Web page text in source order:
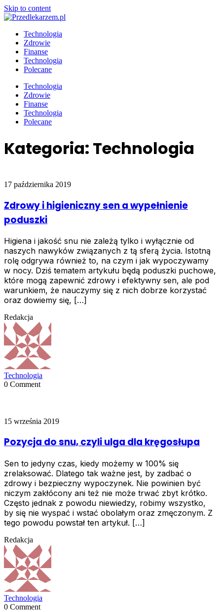
Skip to content
Technologia
Zdrowie
Finanse
Technologia
Polecane
Technologia
Zdrowie
Finanse
Technologia
Polecane
Kategoria: Technologia
17 października 2019
Zdrowy i higieniczny sen a wypełnienie
poduszki
Higiena i jakość snu nie zależą tylko i wyłącznie od
naszych nawyków związanych z tą sferą życia. Istotną
rolę odgrywa również to, na czym i jak wypoczywamy
w nocy. Dziś tematem artykułu będą poduszki puchowe,
które mogą zapewnić zdrowy i efektywny sen, ale pod
warunkiem, że nauczymy się z nich dobrze korzystać
oraz dowiemy się, […]
Redakcja
Technologia
0 Comment
15 września 2019
Pozycja do snu, czyli ulga dla kręgosłupa
Sen to jedyny czas, kiedy możemy w 100% się
zrelaksować. Dlatego tak ważne jest, by zadbać o
zdrowy i bezpieczny wypoczynek. Nie powinien być
niczym zakłócony ani też nie może trwać zbyt krótko.
Często jednak z powodu niewiedzy, robimy wszystko,
by się nie wyspać i wstać obolałym oraz zmęczonym. Z
tego powodu powstał ten artykuł. […]
Redakcja
Technologia
0 Comment